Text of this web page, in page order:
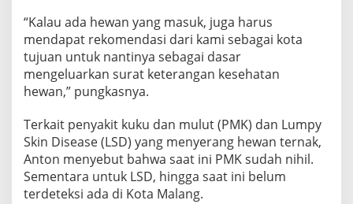
“Kalau ada hewan yang masuk, juga harus
mendapat rekomendasi dari kami sebagai kota
tujuan untuk nantinya sebagai dasar
mengeluarkan surat keterangan kesehatan
hewan,” pungkasnya.
Terkait penyakit kuku dan mulut (PMK) dan Lumpy
Skin Disease (LSD) yang menyerang hewan ternak,
Anton menyebut bahwa saat ini PMK sudah nihil.
Sementara untuk LSD, hingga saat ini belum
terdeteksi ada di Kota Malang.